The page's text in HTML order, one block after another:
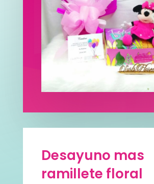
Desayuno mas
ramillete floral